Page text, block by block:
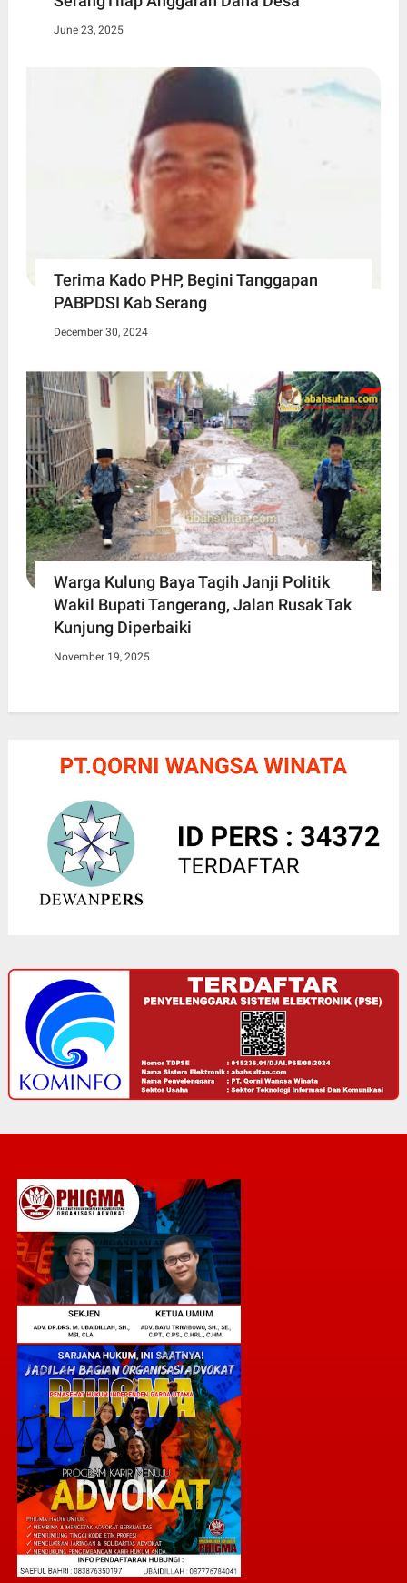
June 23, 2025
Terima Kado PHP, Begini Tanggapan
PABPDSI Kab Serang
December 30, 2024
Warga Kulung Baya Tagih Janji Politik
Wakil Bupati Tangerang, Jalan Rusak Tak
Kunjung Diperbaiki
November 19, 2025